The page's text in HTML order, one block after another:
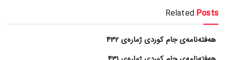
Related Posts
هەفتەنامەی جام کوردی ژمارەی 432